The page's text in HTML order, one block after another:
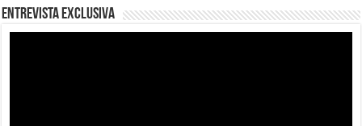
Entrevista Exclusiva